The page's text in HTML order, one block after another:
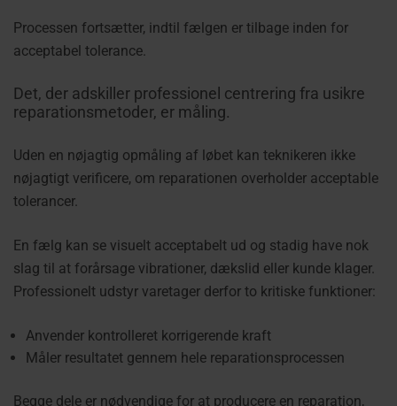
Processen fortsætter, indtil fælgen er tilbage inden for
acceptabel tolerance.
Det, der adskiller professionel centrering fra usikre
reparationsmetoder, er måling.
Uden en nøjagtig opmåling af løbet kan teknikeren ikke
nøjagtigt verificere, om reparationen overholder acceptable
tolerancer.
En fælg kan se visuelt acceptabelt ud og stadig have nok
slag til at forårsage vibrationer, dækslid eller kunde klager.
Professionelt udstyr varetager derfor to kritiske funktioner:
Anvender kontrolleret korrigerende kraft
Måler resultatet gennem hele reparationsprocessen
Begge dele er nødvendige for at producere en reparation,